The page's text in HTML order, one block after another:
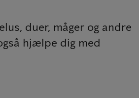
duer, måger og andre
hjælpe dig med